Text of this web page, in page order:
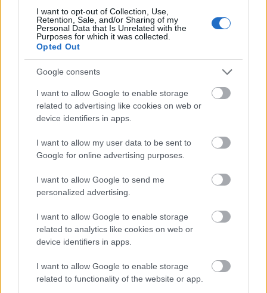
I want to opt-out of Collection, Use,
Retention, Sale, and/or Sharing of my
Personal Data that Is Unrelated with the
Purposes for which it was collected.
Opted Out
Google consents
I want to allow Google to enable storage
related to advertising like cookies on web or
device identifiers in apps.
I want to allow my user data to be sent to
Google for online advertising purposes.
I want to allow Google to send me
personalized advertising.
I want to allow Google to enable storage
related to analytics like cookies on web or
device identifiers in apps.
I want to allow Google to enable storage
related to functionality of the website or app.
készül itthon ez a paradicsomos, parmezános egytál
Bruncholjunk kapros, uborkás
tojássalátával
Havasilive•2020. december 20.